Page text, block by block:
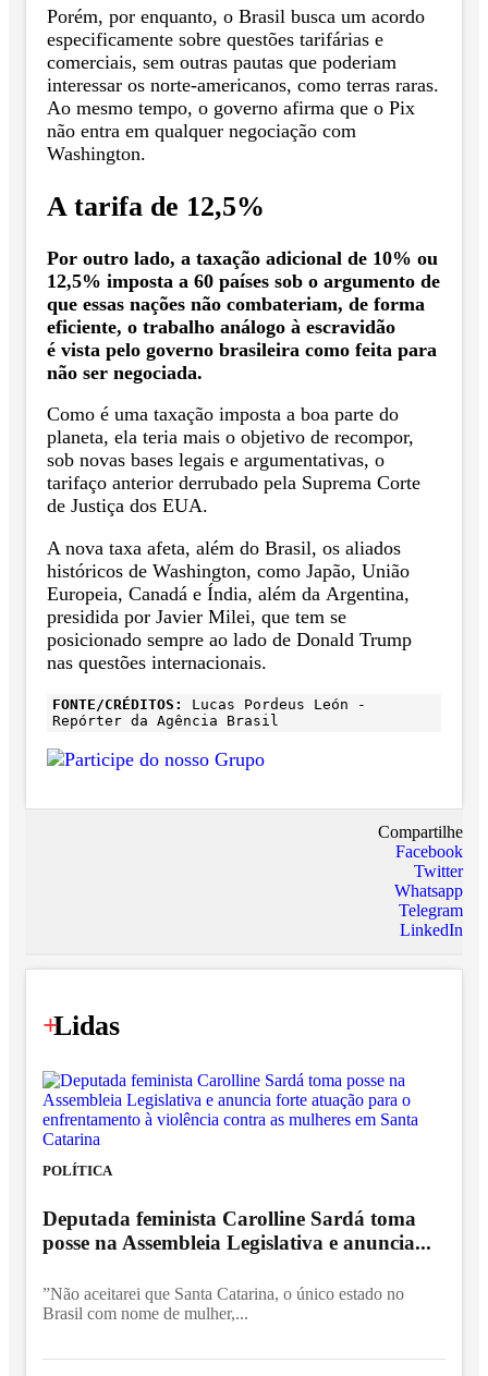
Porém, por enquanto, o Brasil busca um acordo
especificamente sobre questões tarifárias e
comerciais, sem outras pautas que poderiam
interessar os norte-americanos, como terras raras.
Ao mesmo tempo, o governo afirma que o Pix
não entra em qualquer negociação com
Washington.
A tarifa de 12,5%
Por outro lado, a taxação adicional de 10% ou
12,5% imposta a 60 países sob o argumento de
que essas nações não combateriam, de forma
eficiente, o trabalho análogo à escravidão
é vista pelo governo brasileira como feita para
não ser negociada.
Como é uma taxação imposta a boa parte do
planeta, ela teria mais o objetivo de recompor,
sob novas bases legais e argumentativas, o
tarifaço anterior derrubado pela Suprema Corte
de Justiça dos EUA.
A nova taxa afeta, além do Brasil, os aliados
históricos de Washington, como Japão, União
Europeia, Canadá e Índia, além da Argentina,
presidida por Javier Milei, que tem se
posicionado sempre ao lado de Donald Trump
nas questões internacionais.
FONTE/CRÉDITOS:
Lucas Pordeus León -
Repórter da Agência Brasil
Compartilhe
Facebook
Twitter
Whatsapp
Telegram
LinkedIn
+
Lidas
POLÍTICA
Deputada feminista Carolline Sardá toma
posse na Assembleia Legislativa e anuncia...
”Não aceitarei que Santa Catarina, o único estado no
Brasil com nome de mulher,...